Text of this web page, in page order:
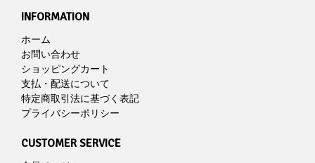
INFORMATION
ホーム
お問い合わせ
ショッピングカート
支払・配送について
特定商取引法に基づく表記
プライバシーポリシー
CUSTOMER SERVICE